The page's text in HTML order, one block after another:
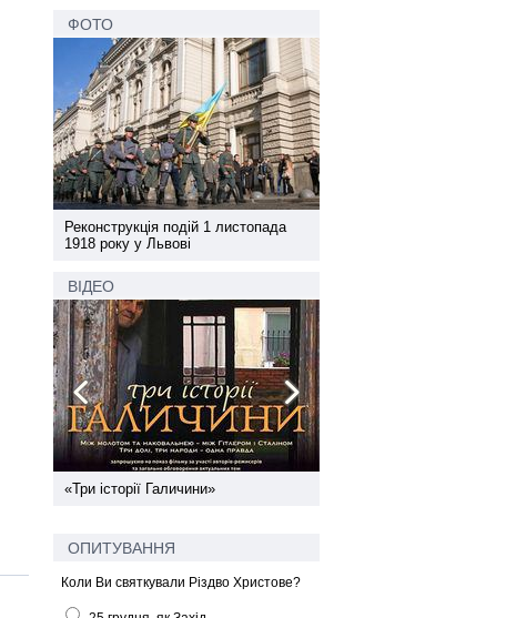
ФОТО
Реконструкція подій 1 листопада
1918 року у Львові
ВІДЕО
«Три історії Галичини»
ОПИТУВАННЯ
Коли Ви святкували Різдво Христове?